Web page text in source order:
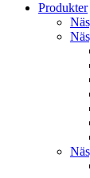
Produkter